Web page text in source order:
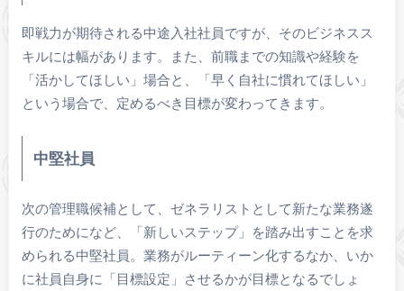
即戦力が期待される中途入社社員ですが、そのビジネスス
キルには幅があります。また、前職までの知識や経験を
「活かしてほしい」場合と、「早く自社に慣れてほしい」
という場合で、定めるべき目標が変わってきます。
中堅社員
次の管理職候補として、ゼネラリストとして新たな業務遂
行のためになど、「新しいステップ」を踏み出すことを求
められる中堅社員。業務がルーティーン化するなか、いか
に社員自身に「目標設定」させるかが目標となるでしょ